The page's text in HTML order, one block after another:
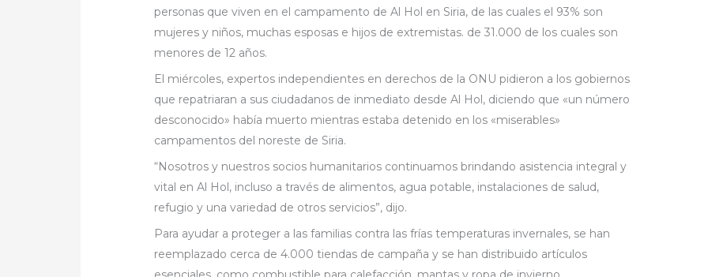
personas que viven en el campamento de Al Hol en Siria, de las cuales el 93% son
mujeres y niños, muchas esposas e hijos de extremistas. de 31.000 de los cuales son
menores de 12 años.
El miércoles, expertos independientes en derechos de la ONU pidieron a los gobiernos
que repatriaran a sus ciudadanos de inmediato desde Al Hol, diciendo que «un número
desconocido» había muerto mientras estaba detenido en los «miserables»
campamentos del noreste de Siria.
“Nosotros y nuestros socios humanitarios continuamos brindando asistencia integral y
vital en Al Hol, incluso a través de alimentos, agua potable, instalaciones de salud,
refugio y una variedad de otros servicios”, dijo.
Para ayudar a proteger a las familias contra las frías temperaturas invernales, se han
reemplazado cerca de 4.000 tiendas de campaña y se han distribuido artículos